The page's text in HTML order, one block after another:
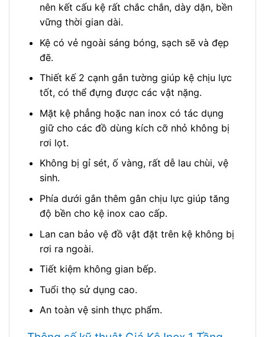
nên kết cấu kệ rất chắc chắn, dày dặn, bền
vững thời gian dài.
Kệ có vẻ ngoài sáng bóng, sạch sẽ và đẹp
đẽ.
Thiết kế 2 cạnh gắn tường giúp kệ chịu lực
tốt, có thể đựng được các vật nặng.
Mặt kệ phẳng hoặc nan inox có tác dụng
giữ cho các đồ dùng kích cỡ nhỏ không bị
rơi lọt.
Không bị gỉ sét, ố vàng, rất dễ lau chùi, vệ
sinh.
Phía dưới gắn thêm gân chịu lực giúp tăng
độ bền cho kệ inox cao cấp.
Lan can bảo vệ đồ vật đặt trên kệ không bị
rơi ra ngoài.
Tiết kiệm không gian bếp.
Tuổi thọ sử dụng cao.
An toàn vệ sinh thực phẩm.